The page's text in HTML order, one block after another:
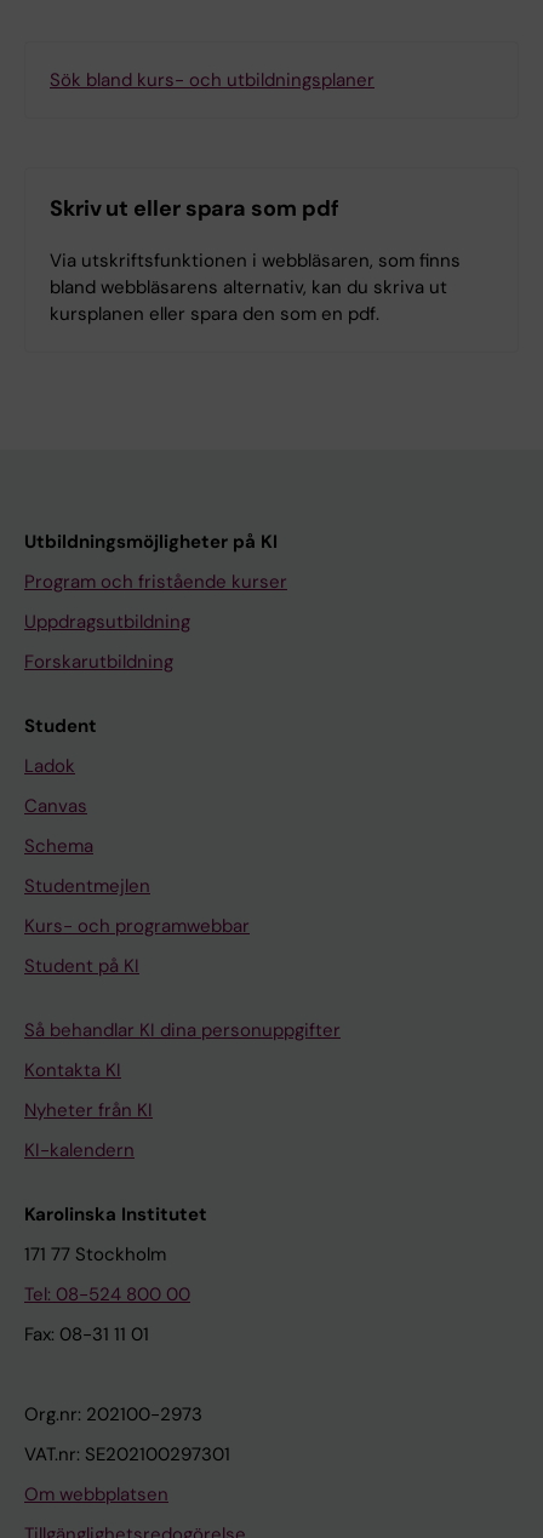
Sök bland kurs- och utbildningsplaner
Skriv ut eller spara som pdf
Via utskriftsfunktionen i webbläsaren, som finns
bland webbläsarens alternativ, kan du skriva ut
kursplanen eller spara den som en pdf.
Utbildningsmöjligheter på KI
Program och fristående kurser
Uppdragsutbildning
Forskarutbildning
Student
Ladok
Canvas
Schema
Studentmejlen
Kurs- och programwebbar
Student på KI
Så behandlar KI dina personuppgifter
Kontakta KI
Nyheter från KI
KI-kalendern
Karolinska Institutet
171 77 Stockholm
Tel: 08-524 800 00
Fax: 08-31 11 01
Org.nr: 202100-2973
VAT.nr: SE202100297301
Om webbplatsen